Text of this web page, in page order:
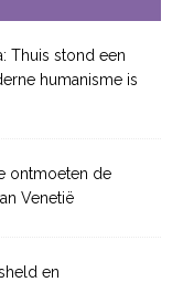
Thuis stond een
humanisme is
ontmoeten de
Venetië
en